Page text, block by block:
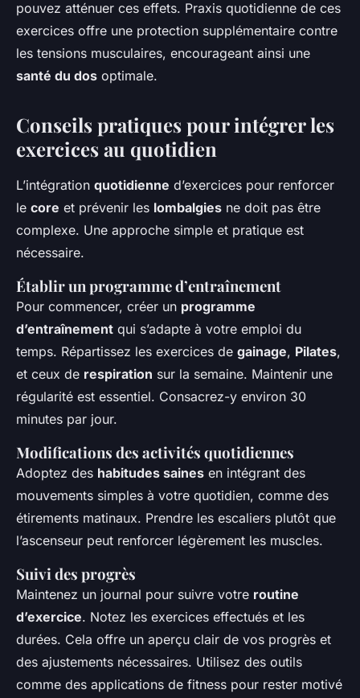
pouvez atténuer ces effets. Praxis quotidienne de ces
exercices offre une protection supplémentaire contre
les tensions musculaires, encourageant ainsi une
santé du dos optimale.
Conseils pratiques pour intégrer les
exercices au quotidien
L’intégration quotidienne d’exercices pour renforcer
le core et prévenir les lombalgies ne doit pas être
complexe. Une approche simple et pratique est
nécessaire.
Établir un programme d’entraînement
Pour commencer, créer un programme
d’entraînement qui s’adapte à votre emploi du
temps. Répartissez les exercices de gainage, Pilates,
et ceux de respiration sur la semaine. Maintenir une
régularité est essentiel. Consacrez-y environ 30
minutes par jour.
Modifications des activités quotidiennes
Adoptez des habitudes saines en intégrant des
mouvements simples à votre quotidien, comme des
étirements matinaux. Prendre les escaliers plutôt que
l’ascenseur peut renforcer légèrement les muscles.
Suivi des progrès
Maintenez un journal pour suivre votre routine
d’exercice. Notez les exercices effectués et les
durées. Cela offre un aperçu clair de vos progrès et
des ajustements nécessaires. Utilisez des outils
comme des applications de fitness pour rester motivé